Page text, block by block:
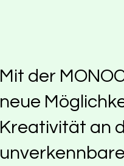
Mit der
neue
Kreativität an